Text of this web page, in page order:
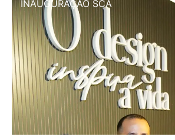
INAUGURAÇÃO SCA